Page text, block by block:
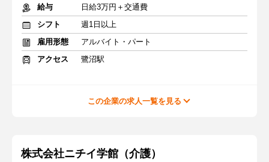
給与
日給3万円＋交通費
シフト
週1日以上
雇用形態
アルバイト・パート
アクセス
鷺沼駅
この企業の求人一覧を見る
株式会社ニチイ学館（介護）